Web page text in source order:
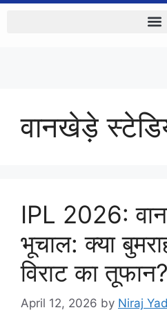
वानखेड़े
IPL 2026:
भूचाल: क्या
विराट का तूफान?
April 12, 2026 by Niraj